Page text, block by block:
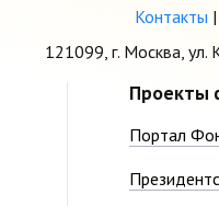
Контакты |
121099, г. Москва, ул.
Проекты
Портал